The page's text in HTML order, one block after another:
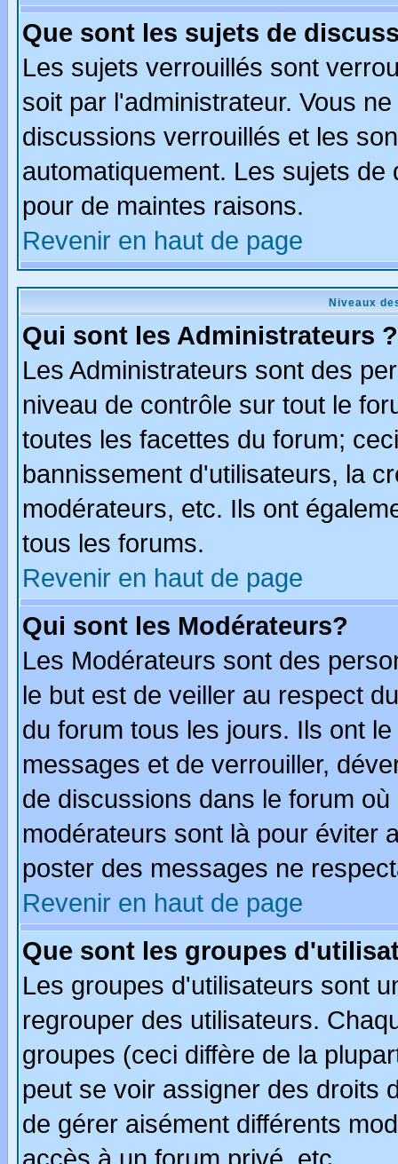
Que sont les sujets de
Les sujets verrouillés sont
soit par l'administrateur. Vous
discussions verrouillés et les
automatiquement. Les sujets
pour de maintes raisons.
Revenir en haut de page
Niveaux
Qui sont les Administrateurs ?
Les Administrateurs sont des
niveau de contrôle sur tout le
toutes les facettes du forum;
bannissement d'utilisateurs, la
modérateurs, etc. Ils ont
tous les forums.
Revenir en haut de page
Qui sont les Modérateurs?
Les Modérateurs sont des
le but est de veiller au respect
du forum tous les jours. Ils ont
messages et de verrouiller,
de discussions dans le forum
modérateurs sont là pour éviter
poster des messages ne
Revenir en haut de page
Que sont les groupes
Les groupes d'utilisateurs sont
regrouper des utilisateurs.
groupes (ceci diffère de la
peut se voir assigner des droits
de gérer aisément différents